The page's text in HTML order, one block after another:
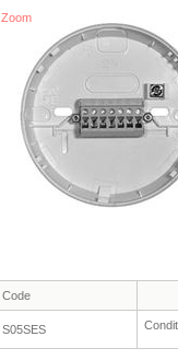
Zoom
Code
S05SES